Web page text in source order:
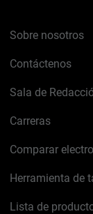
Sobre nosotros
Contáctenos
Sala de
Carreras
Comparar
Herramienta de
Lista de